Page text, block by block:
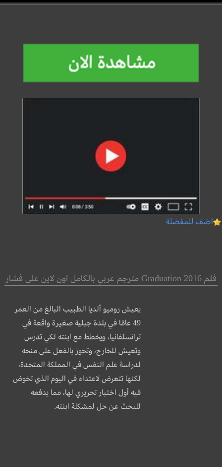
اضف للمفضلة
فلم Graduation 2016 مترجم عربي بالكامل اون لاين على فشار
يعيش روميو ألديا الطبيب البالغ من العمر
49 عامًا في بلدة جبلية صغيرة واقعة في
ترانسلفانيا، ويخطط مع ابنته لكي تدرس
وتعيش للخارج، وتحوز بالفعل على منحة
لدراسة علم النفس في المملكة المتحدة،
لكنها تتعرضلاعتداء في اليوم الذي تخوض
فيه أول اختبار تحريري لها، مما يدفعه
للبحث عن حل لمشكلة ابنته.